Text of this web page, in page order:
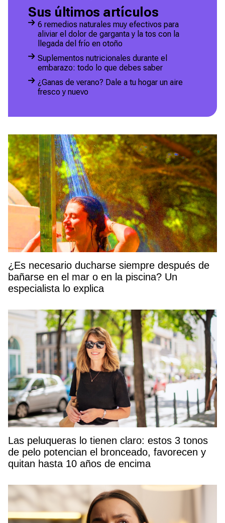
Sus últimos artículos
6 remedios naturales muy efectivos para
aliviar el dolor de garganta y la tos con la
llegada del frío en otoño
Suplementos nutricionales durante el
embarazo: todo lo que debes saber
¿Ganas de verano? Dale a tu hogar un aire
fresco y nuevo
¿Es necesario ducharse siempre después de
bañarse en el mar o en la piscina? Un
especialista lo explica
Las peluqueras lo tienen claro: estos 3 tonos
de pelo potencian el bronceado, favorecen y
quitan hasta 10 años de encima